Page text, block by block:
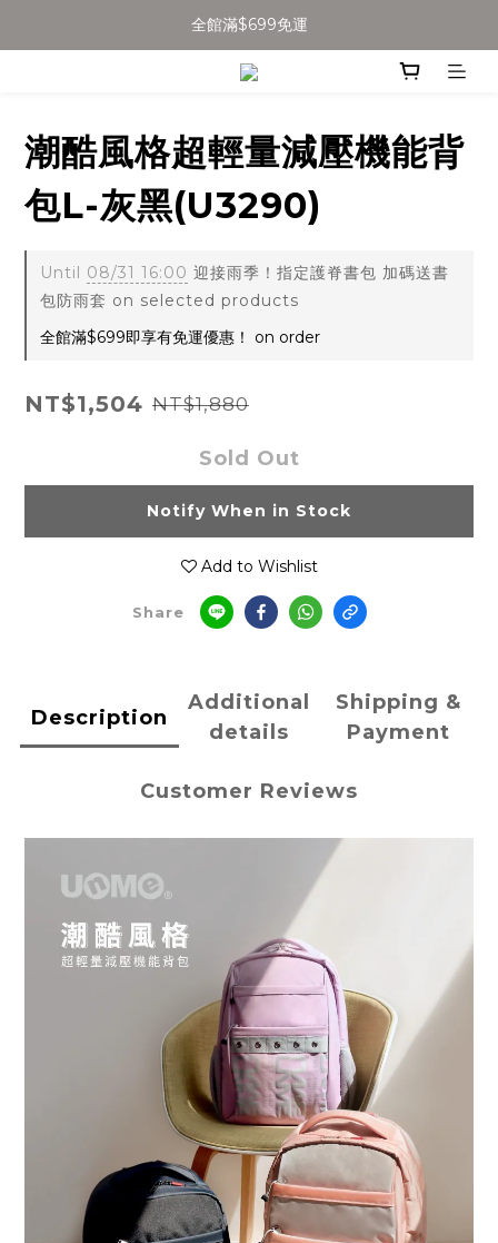
全館滿$699免運
加入會員得$100購物金👉
全館滿$699免運
潮酷風格超輕量減壓機能背
包L-灰黑(U3290)
Until 08/31 16:00 迎接雨季！指定護脊書包 加碼送書
包防雨套 on selected products
全館滿$699即享有免運優惠！ on order
NT$1,504 NT$1,880
Sold Out
Notify When in Stock
Add to Wishlist
Share
Description
Additional
details
Shipping &
Payment
Customer Reviews